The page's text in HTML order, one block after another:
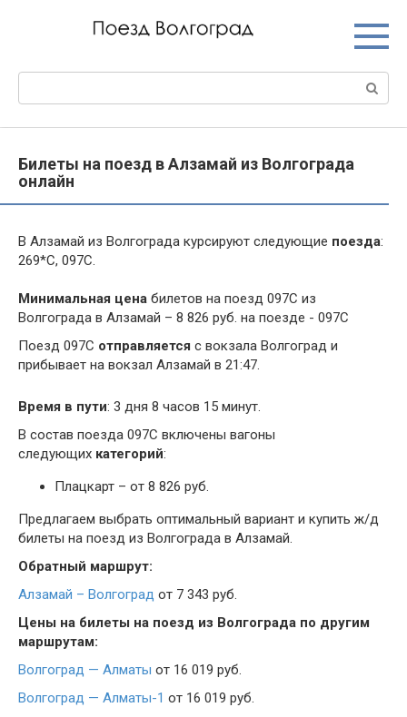
Билеты на поезд в Алзамай из Волгограда
онлайн
В Алзамай из Волгограда курсируют следующие поезда:
269*С, 097С.
Минимальная цена билетов на поезд 097С из
Волгограда в Алзамай – 8 826 руб. на поезде - 097С
Поезд 097С отправляется с вокзала Волгоград и
прибывает на вокзал Алзамай в 21:47.
Время в пути: 3 дня 8 часов 15 минут.
В состав поезда 097С включены вагоны
следующих категорий:
Плацкарт – от 8 826 руб.
Предлагаем выбрать оптимальный вариант и купить ж/д
билеты на поезд из Волгограда в Алзамай.
Обратный маршрут:
Алзамай – Волгоград от 7 343 руб.
Цены на билеты на поезд из Волгограда по другим
маршрутам:
Волгоград — Алматы от 16 019 руб.
Волгоград — Алматы-1 от 16 019 руб.